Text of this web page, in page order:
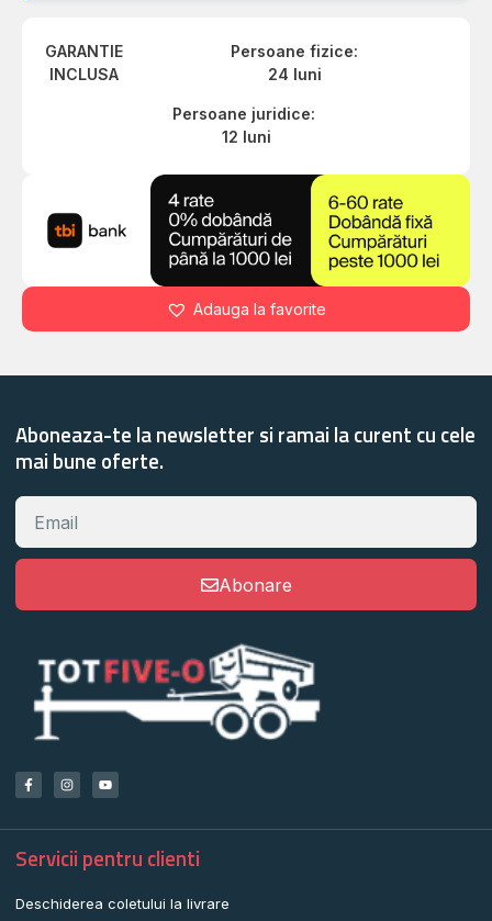
GARANTIE
INCLUSA
Persoane fizice:
24 luni
Persoane juridice:
12 luni
Adauga la favorite
Aboneaza-te la newsletter si ramai la curent cu cele
mai bune oferte.
Abonare
Servicii pentru clienti
Deschiderea coletului la livrare